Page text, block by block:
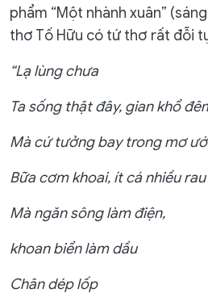
phẩm “Một nhành xuân”
thơ Tố Hữu có tứ thơ rất đỗi
“Lạ lùng chưa
Ta sống thật đây, gian khổ
Mà cứ tưởng bay trong mơ
Bữa cơm khoai, ít cá nhiều rau
Mà ngăn sông làm điện,
khoan biển làm dầu
Chân dép lốp